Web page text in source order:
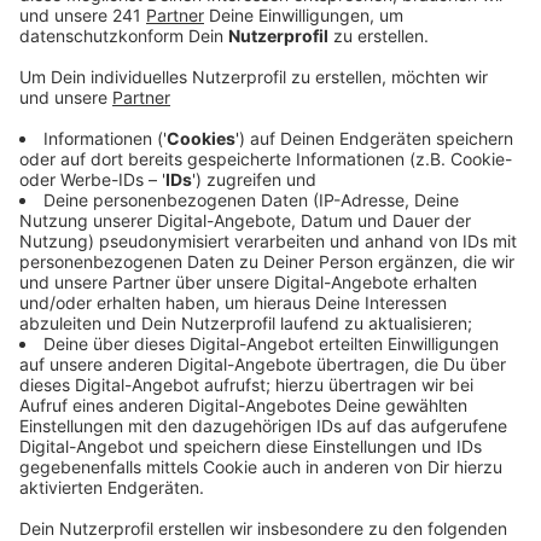
müsse Schluss sein.
Veröffentlicht: Dienstag, 13.01.2026 16:16
Anzeige
Markus Söder stellt sich gegen den
Koalitionsvertrag der Bundesregierung
Anzeige
Das Ganze koste nur immenses Geld, argumentierte
der bayerische Ministerpräsident. Dagegen steht
allerdings der Koalitionsvertrag der Bundesregierung.
In dem haben sich die Union und die SPD zum
Bonn/Berlin-Gesetz bekannt. Söders Forderungen
gingen noch weiter – er regte an, finanzschwache